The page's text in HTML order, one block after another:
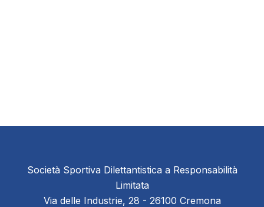
Società Sportiva Dilettantistica a Responsabilità
Limitata
Via delle Industrie, 28 - 26100 Cremona